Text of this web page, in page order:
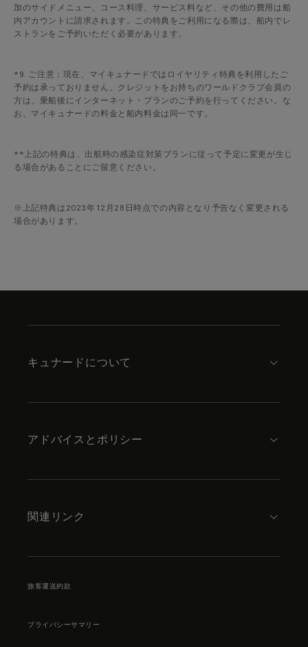
加のサイドメニュー、コース料理、サービス料など、その他の費用は船
内アカウントに請求されます。この特典をご利用になる際は、船内でレ
ストランをご予約いただく必要があります。
*9. ご注意：現在、マイキュナードではロイヤリティ特典を利用したご
予約は承っておりません。クレジットをお持ちのワールドクラブ会員の
方は、乗船後にインターネット・プランのご予約を行ってください。な
お、マイキュナードの料金と船内料金は同一です。
**上記の特典は、出航時の感染症対策プランに従って予定に変更が生じ
る場合があることにご留意ください。
※上記特典は2023年12月28日時点での内容となり予告なく変更される
場合があります。
キュナードについて
アドバイスとポリシー
関連リンク
旅客運送約款
プライバシーサマリー